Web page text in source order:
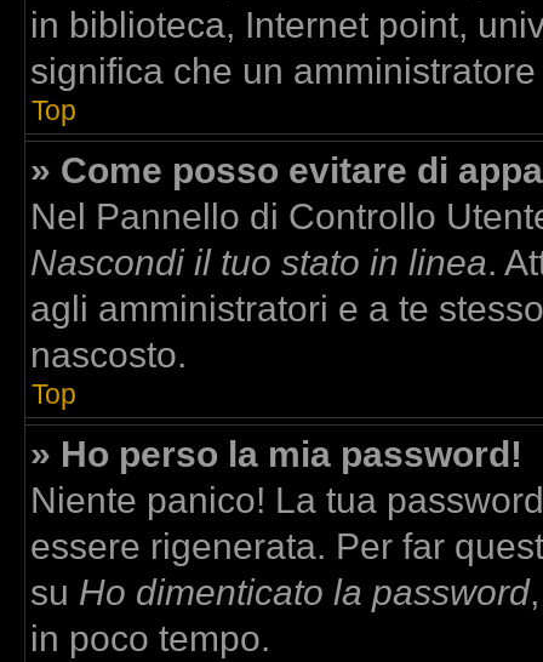
in biblioteca, Internet point,
significa che un
Top
» Come posso evitare di
Nel Pannello di Controllo
Nascondi il tuo stato in linea.
agli amministratori e a te
nascosto.
Top
» Ho perso la mia password!
Niente panico! La tua
essere rigenerata. Per far
su Ho dimenticato la password
in poco tempo.